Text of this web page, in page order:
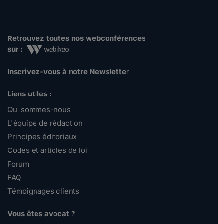
Retrouvez toutes nos webconférences
sur :
Inscrivez-vous à notre Newsletter
Liens utiles :
Qui sommes-nous
L'équipe de rédaction
Principes éditoriaux
Codes et articles de loi
Forum
FAQ
Témoignages clients
Vous êtes avocat ?